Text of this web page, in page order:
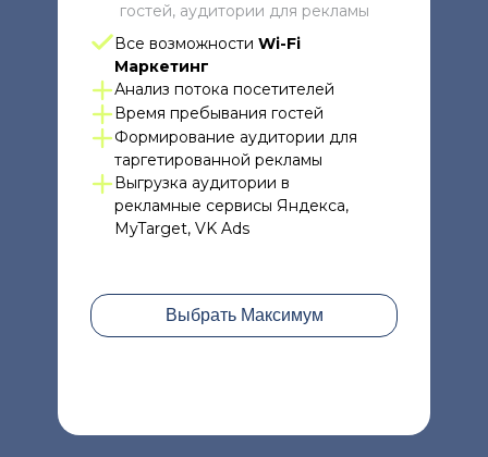
гостей, аудитории для рекламы
Все возможности Wi-Fi
Маркетинг
Анализ потока посетителей
Время пребывания гостей
Формирование аудитории для
таргетированной рекламы
Выгрузка аудитории в
рекламные сервисы Яндекса,
MyTarget, VK Ads
Выбрать Максимум